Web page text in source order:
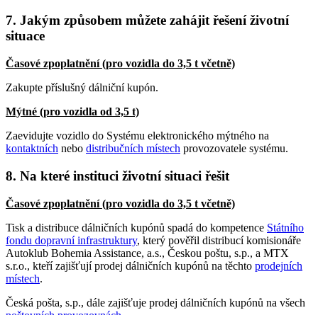
7. Jakým způsobem můžete zahájit řešení životní
situace
Časové zpoplatnění (pro vozidla do 3,5 t včetně)
Zakupte příslušný dálniční kupón.
Mýtné (pro vozidla od 3,5 t)
Zaevidujte vozidlo do Systému elektronického mýtného na
kontaktních nebo distribučních místech provozovatele systému.
8. Na které instituci životní situaci řešit
Časové zpoplatnění (pro vozidla do 3,5 t včetně)
Tisk a distribuce dálničních kupónů spadá do kompetence Státního
fondu dopravní infrastruktury, který pověřil distribucí komisionáře
Autoklub Bohemia Assistance, a.s., Českou poštu, s.p., a MTX
s.r.o., kteří zajišťují prodej dálničních kupónů na těchto prodejních
místech.
Česká pošta, s.p., dále zajišťuje prodej dálničních kupónů na všech